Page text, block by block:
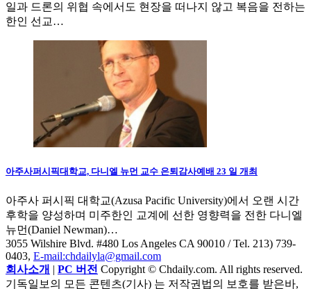
일과 드론의 위협 속에서도 현장을 떠나지 않고 복음을 전하는
한인 선교…
아주사퍼시픽대학교, 다니엘 뉴먼 교수 은퇴감사예배 23 일 개최
아주사 퍼시픽 대학교(Azusa Pacific University)에서 오랜 시간
후학을 양성하며 미주한인 교계에 선한 영향력을 전한 다니엘
뉴먼(Daniel Newman)…
3055 Wilshire Blvd. #480 Los Angeles CA 90010 / Tel. 213) 739-
0403, E-mail:chdailyla@gmail.com
회사소개 | PC 버전 Copyright © Chdaily.com. All rights reserved.
기독일보의 모든 콘텐츠(기사) 는 저작권법의 보호를 받은바,